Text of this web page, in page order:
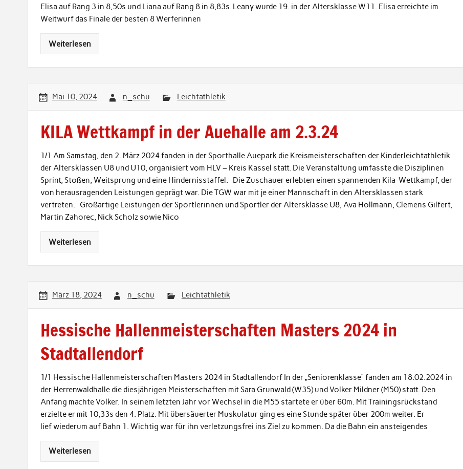
Elisa auf Rang 3 in 8,50s und Liana auf Rang 8 in 8,83s. Leany wurde 19. in der Altersklasse W11. Elisa erreichte im
Weitwurf das Finale der besten 8 Werferinnen
Weiterlesen
Mai 10, 2024 n_schu Leichtathletik
KILA Wettkampf in der Auehalle am 2.3.24
1/1 Am Samstag, den 2. März 2024 fanden in der Sporthalle Auepark die Kreismeisterschaften der Kinderleichtathletik
der Altersklassen U8 und U10, organisiert vom HLV – Kreis Kassel statt. Die Veranstaltung umfasste die Disziplinen
Sprint, Stoßen, Weitsprung und eine Hindernisstaffel. Die Zuschauer erlebten einen spannenden Kila-Wettkampf, der
von herausragenden Leistungen geprägt war. Die TGW war mit je einer Mannschaft in den Altersklassen stark
vertreten. Großartige Leistungen der Sportlerinnen und Sportler der Altersklasse U8, Ava Hollmann, Clemens Gilfert,
Martin Zahorec, Nick Scholz sowie Nico
Weiterlesen
März 18, 2024 n_schu Leichtathletik
Hessische Hallenmeisterschaften Masters 2024 in
Stadtallendorf
1/1 Hessische Hallenmeisterschaften Masters 2024 in Stadtallendorf In der „Seniorenklasse“ fanden am 18.02.2024 in
der Herrenwaldhalle die diesjährigen Meisterschaften mit Sara Grunwald (W35) und Volker Mildner (M50) statt. Den
Anfang machte Volker. In seinem letzten Jahr vor Wechsel in die M55 startete er über 60m. Mit Trainingsrückstand
erzielte er mit 10,33s den 4. Platz. Mit übersäuerter Muskulatur ging es eine Stunde später über 200m weiter. Er
lief wiederum auf Bahn 1. Wichtig war für ihn verletzungsfrei ins Ziel zu kommen. Da die Bahn ein ansteigendes
Weiterlesen